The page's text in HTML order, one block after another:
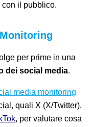
il pubblico.
per prime in una
dei social media.
media monitoring
quali X (X/Twitter),
, per valutare cosa